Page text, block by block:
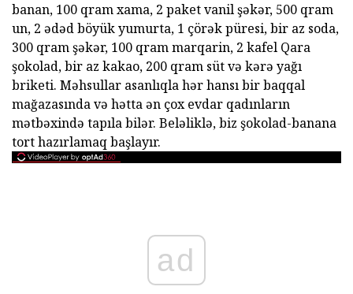
banan, 100 qram xama, 2 paket vanil şəkər, 500 qram
un, 2 ədəd böyük yumurta, 1 çörək püresi, bir az soda,
300 qram şəkər, 100 qram marqarin, 2 kafel Qara
şokolad, bir az kakao, 200 qram süt və kərə yağı
briketi. Məhsullar asanlıqla hər hansı bir baqqal
mağazasında və hətta ən çox evdar qadınların
mətbəxində tapıla bilər. Beləliklə, biz şokolad-banana
tort hazırlamaq başlayır.
ad